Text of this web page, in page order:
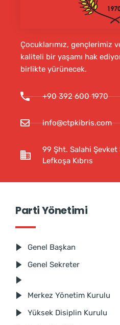
Çocuklarımız, gençlerimiz
kaliteli bir yaşamı hak
birlikte yürünecek.
+90 392 600 1970
info@ctpkibris.com
99 Şht. Salahi
Lefkoşa Kıbrıs
Parti Yönetimi
Genel Başkan
Genel Sekreter
Merkez Yönetim Kurulu
Yüksek Disiplin Kurulu